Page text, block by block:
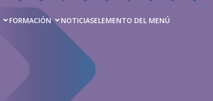
FORMACIÓN NOTICIASELEMENTO DEL MENÚ